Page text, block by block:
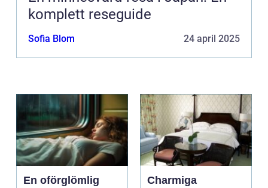
komplett reseguide
Sofia Blom 24 april 2025
En oförglömlig
Charmiga